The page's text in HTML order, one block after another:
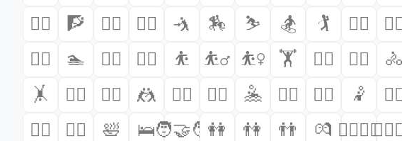
🧖‍♀️
🧗 🧗‍♂️ 🧗‍♀️ 🤺 🏇 ⛷️ 🏂 🏌️ 🏌️‍♂️
🚣‍♀️
🏊 🏊‍♂️ 🏊‍♀️ ⛹️ ⛹️‍♂️ ⛹️‍♀️ 🏋️ 🏋️‍♂️ 🏋️‍♀️ 🚴
🤸
🤸‍♂️ 🤸‍♀️ 🤼 🤼‍♂️ 🤼‍♀️ 🤽 🤽‍♂️ 🤽‍♀️ 🤾
🧘‍♂️
🧘‍♀️ 🛀 🛌🧑‍🤝‍🧑👭 👫 👬 💏 👩‍❤️‍💋‍👨